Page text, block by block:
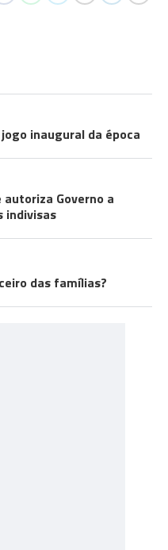
inaugural da época
Governo a
indivisas
das famílias?